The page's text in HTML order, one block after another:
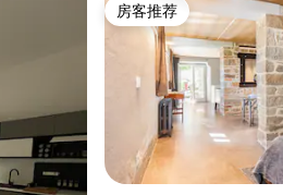
房客推荐
房客推荐